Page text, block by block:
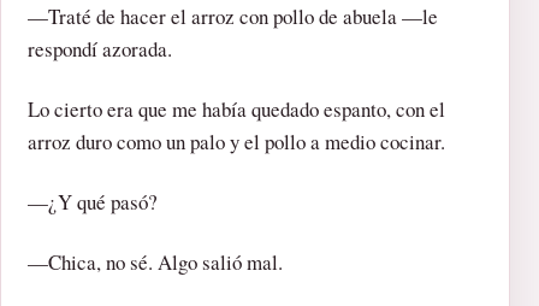
—Traté de hacer el arroz con pollo de abuela —le
respondí azorada.
Lo cierto era que me había quedado espanto, con el
arroz duro como un palo y el pollo a medio cocinar.
—¿Y qué pasó?
—Chica, no sé. Algo salió mal.